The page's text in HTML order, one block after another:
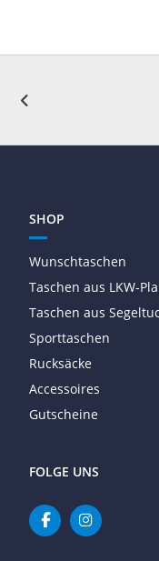
SHOP
Wunschtaschen
Taschen aus LKW-
Taschen aus
Sporttaschen
Rucksäcke
Accessoires
Gutscheine
FOLGE UNS